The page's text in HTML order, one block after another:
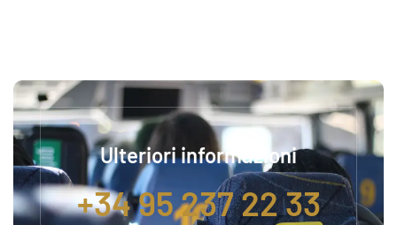
Ulteriori informazioni
+34 95 237 22 33